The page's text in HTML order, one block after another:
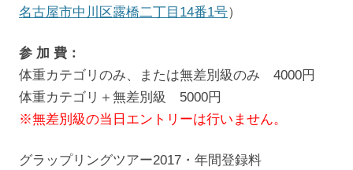
名古屋市中川区露橋二丁目14番1号）
参 加 費：
体重カテゴリのみ、または無差別級のみ 4000円
体重カテゴリ＋無差別級 5000円
※無差別級の当日エントリーは行いません。
グラップリングツアー2017・年間登録料